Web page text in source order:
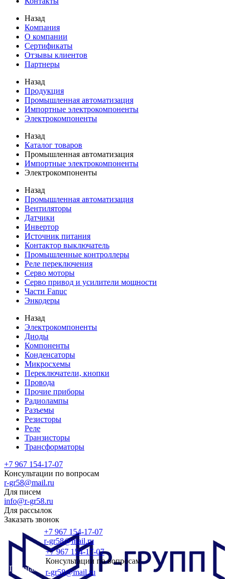
Назад
Компания
О компании
Сертификаты
Отзывы клиентов
Партнеры
Назад
Продукция
Промышленная автоматизация
Импортные электрокомпоненты
Электрокомпоненты
Назад
Каталог товаров
Промышленная автоматизация
Импортные электрокомпоненты
Электрокомпоненты
Назад
Промышленная автоматизация
Вентиляторы
Датчики
Инвертор
Источник питания
Контактор выключатель
Промышленные контроллеры
Реле переключения
Серво моторы
Серво привод и усилители мощности
Части Fanuc
Энкодеры
Назад
Электрокомпоненты
Диоды
Компоненты
Конденсаторы
Микросхемы
Переключатели, кнопки
Провода
Прочие приборы
Радиолампы
Разъемы
Резисторы
Реле
Транзисторы
Трансформаторы
+7 967 154-17-07
Консультации по вопросам
r-gr58@mail.ru
Для писем
info@r-gr58.ru
Для рассылок
Заказать звонок
Главная
+7 967 154-17-07
r-gr58@mail.ru
+7 967 154-17-07
Консультации по вопросам
r-gr58@mail.ru